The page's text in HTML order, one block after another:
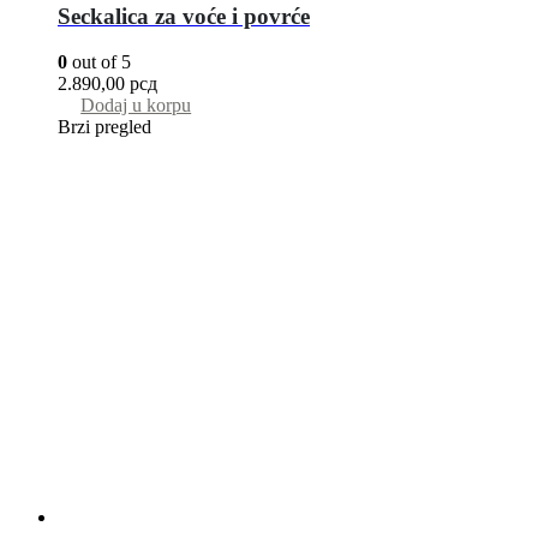
Seckalica za voće i povrće
0 out of 5
2.890,00 рсд
Dodaj u korpu
Brzi pregled